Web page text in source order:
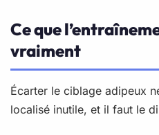
Ce que
vraiment
Écarter le ciblage adipeux
localisé inutile, et il faut le